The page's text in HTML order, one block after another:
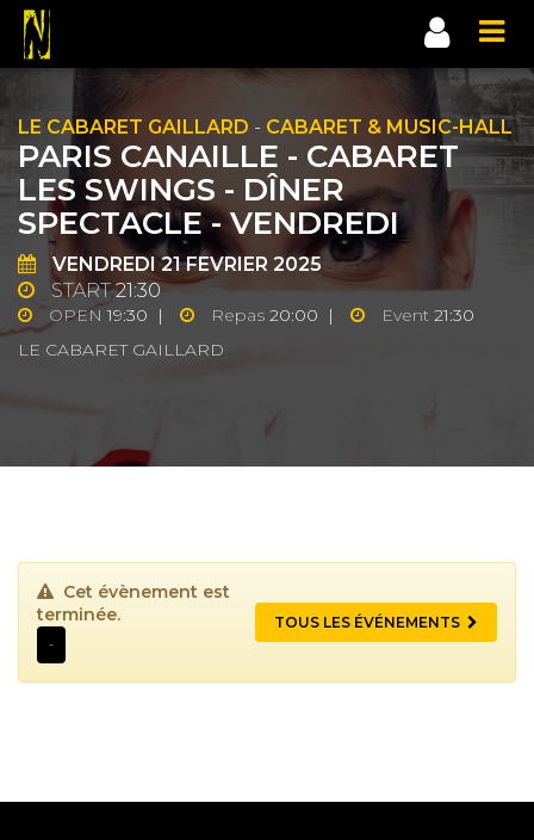
LE CABARET GAILLARD - CABARET & MUSIC-HALL
PARIS CANAILLE - CABARET
LES SWINGS - DÎNER
SPECTACLE - VENDREDI
VENDREDI21FEVRIER 2025
START21:30
OPEN 19:30 | Repas 20:00 | Event 21:30
LE CABARET GAILLARD
Cet évènement est
terminée.
-
TOUS LES ÉVÉNEMENTS